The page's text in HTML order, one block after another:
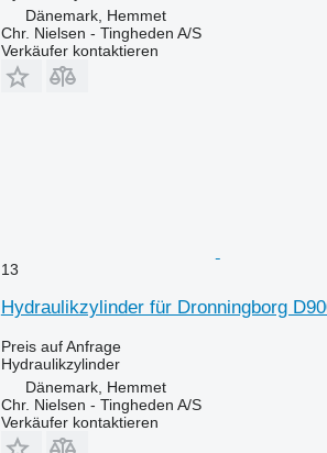
Dänemark, Hemmet
Chr. Nielsen - Tingheden A/S
Verkäufer kontaktieren
13
Hydraulikzylinder für Dronningborg
Preis auf Anfrage
Hydraulikzylinder
Dänemark, Hemmet
Chr. Nielsen - Tingheden A/S
Verkäufer kontaktieren